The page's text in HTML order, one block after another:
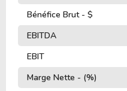
Bénéfice Brut - $
EBITDA
EBIT
Marge Nette - (%)